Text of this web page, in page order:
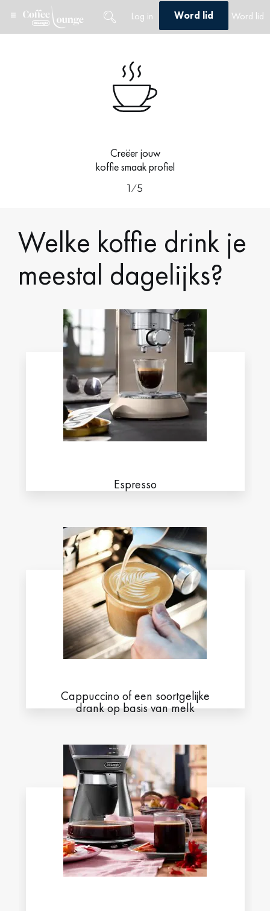
Log in Word lid Word lid
Creëer jouw
koffie smaak profiel
1 ⁄ 5
Welke koffie drink je
meestal dagelijks?
Espresso
Cappuccino of een soortgelijke
drank op basis van melk